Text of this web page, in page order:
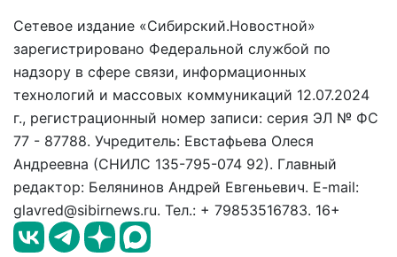
Сетевое издание «Сибирский.Новостной»
зарегистрировано Федеральной службой по
надзору в сфере связи, информационных
технологий и массовых коммуникаций 12.07.2024
г., регистрационный номер записи: серия ЭЛ № ФС
77 - 87788. Учредитель: Евстафьева Олеся
Андреевна (СНИЛС 135-795-074 92). Главный
редактор: Белянинов Андрей Евгеньевич. E-mail:
glavred@sibirnews.ru. Тел.: + 79853516783. 16+